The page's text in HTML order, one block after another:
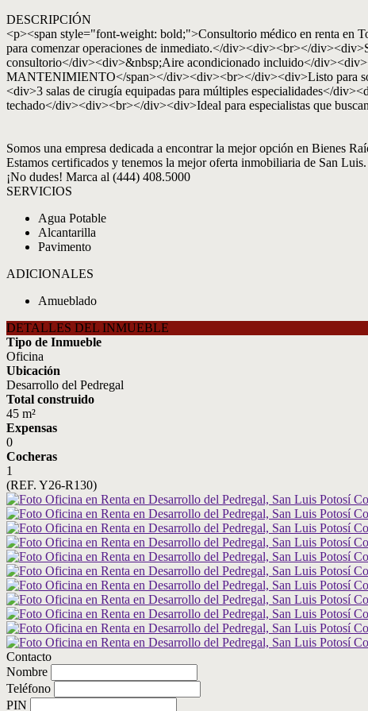
DESCRIPCIÓN
<p><span style="font-weight: bold;">Consultorio médico en renta en
para comenzar operaciones de inmediato.</div><div><br></
consultorio</div><div>&nbsp;Aire acondicionado incluido</
MANTENIMIENTO</span></div><div><br></div><div>Listo para
<div>3 salas de cirugía equipadas para múltiples especialidades</
techado</div><div><br></div><div>Ideal para especialistas que
Somos una empresa dedicada a encontrar la mejor opción en Bienes
Estamos certificados y tenemos la mejor oferta inmobiliaria de San Luis.
¡No dudes! Marca al (444) 408.5000
SERVICIOS
Agua Potable
Alcantarilla
Pavimento
ADICIONALES
Amueblado
DETALLES DEL INMUEBLE
Tipo de Inmueble
Oficina
Ubicación
Desarrollo del Pedregal
Total construido
45 m²
Expensas
0
Cocheras
1
(REF. Y26-R130)
Contacto
Nombre
Teléfono
PIN